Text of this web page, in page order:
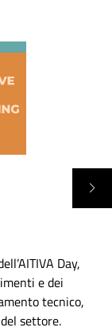
Day,
e dei
tecnico,
settore.